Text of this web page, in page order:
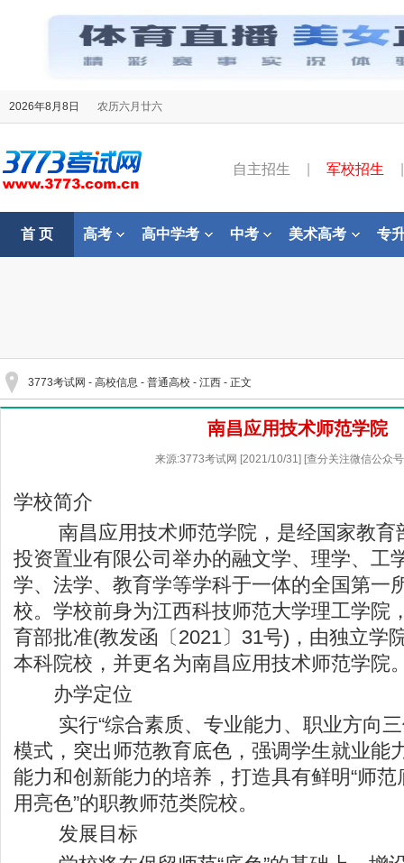
2026年8月8日 农历六月廿六
自主招生 军校招生
首 页 高考 高中学考 中考 美术高考 专
3773考试网 - 高校信息 - 普通高校 - 江西 - 正文
南昌应用技术师范学院
来源:3773考试网 [2021/10/31] [查分关注微信公众
学校简介
南昌应用技术师范学院，是经国家教育
投资置业有限公司举办的融文学、理学、工
学、法学、教育学等学科于一体的全国第一
校。学校前身为江西科技师范大学理工学院
育部批准(教发函〔2021〕31号)，由独立学
本科院校，并更名为南昌应用技术师范
办学定位
实行“综合素质、专业能力、职业方向三
模式，突出师范教育底色，强调学生就业能
能力和创新能力的培养，打造具有鲜明“师
用亮色”的职教师范类院校。
发展目标